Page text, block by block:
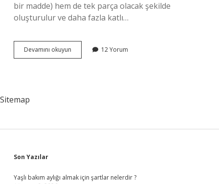
bir madde) hem de tek parça olacak şekilde
oluşturulur ve daha fazla katlı…
Devamını okuyun
Zemini
12 Yorum
Sitemap
Sidebar
Son Yazılar
Yaşlı bakım aylığı almak için şartlar nelerdir ?